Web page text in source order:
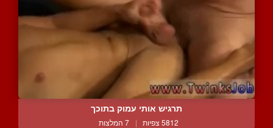
תרגיש אותי עמוק בתוכך
5812 צפיות | 7 המלצות